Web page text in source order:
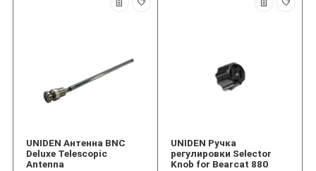
UNIDEN Антенна BNC
Deluxe Telescopic
Antenna
UNIDEN Ручка
регулировки Selector
Knob for Bearcat 880